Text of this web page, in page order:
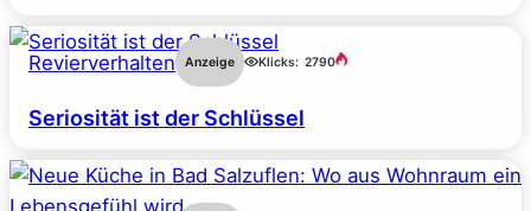
Revierverhalten Anzeige Klicks: 2790
Seriosität ist der Schlüssel